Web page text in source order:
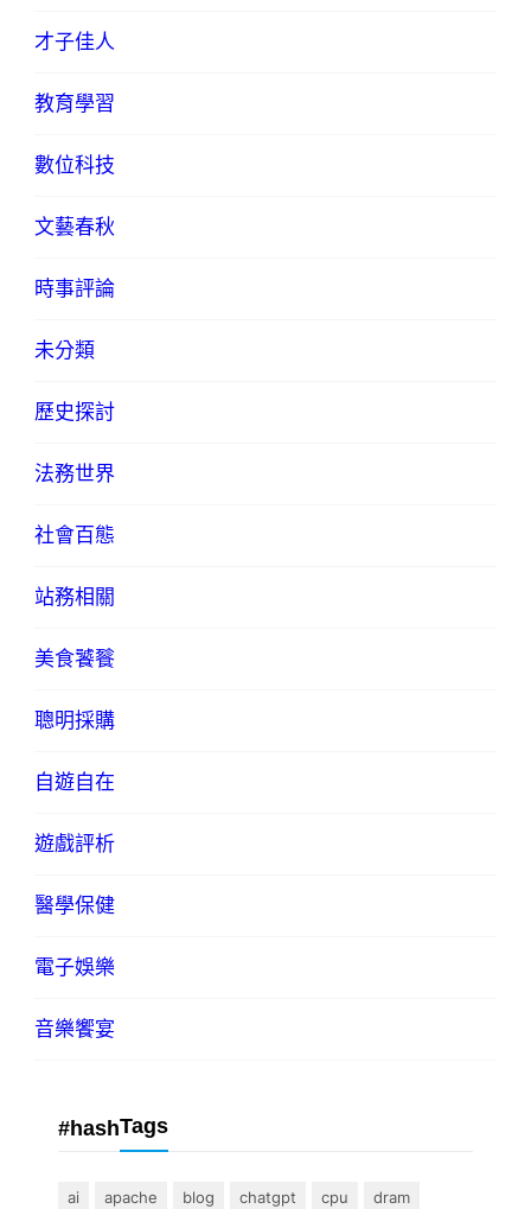
才子佳人
教育學習
數位科技
文藝春秋
時事評論
未分類
歷史探討
法務世界
社會百態
站務相關
美食饕餮
聰明採購
自遊自在
遊戲評析
醫學保健
電子娛樂
音樂饗宴
#hashTags
ai apache blog chatgpt cpu
dram